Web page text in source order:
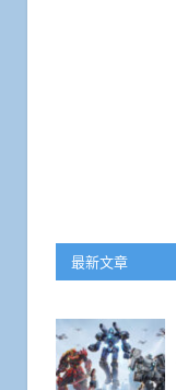
最新文章